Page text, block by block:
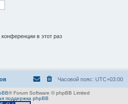
в этот раз
Часовой пояс: UTC+03:00
® Forum Software © phpBB Limited
поддержка phpBB